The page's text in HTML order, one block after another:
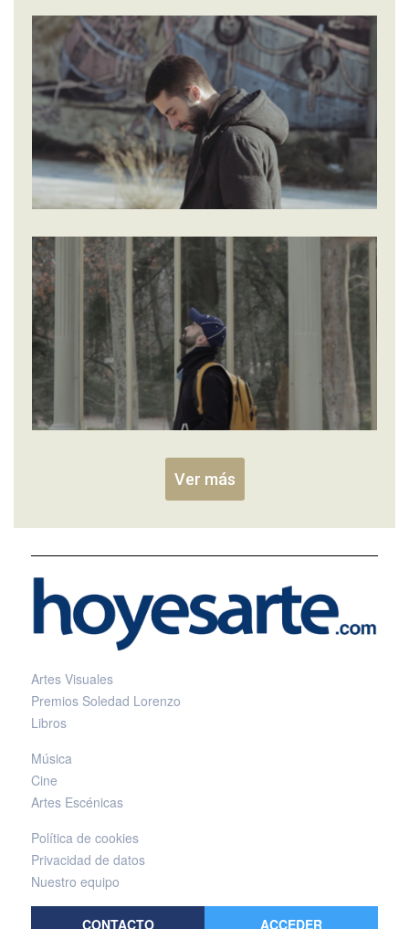
Ver más
Artes Visuales
Premios Soledad Lorenzo
Libros
Música
Cine
Artes Escénicas
Política de cookies
Privacidad de datos
Nuestro equipo
CONTACTO ACCEDER